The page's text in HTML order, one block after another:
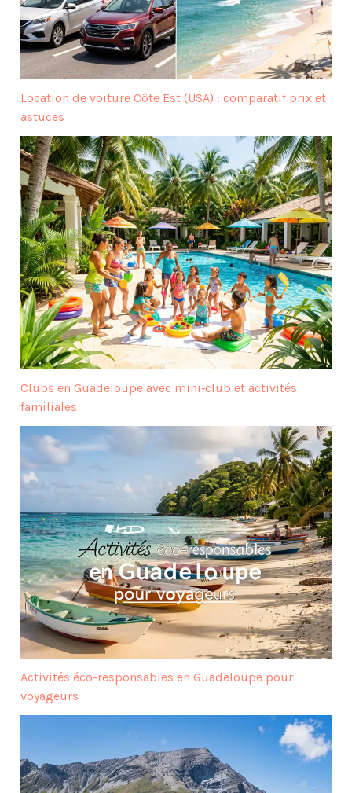
Location de voiture Côte Est (USA) : comparatif prix et
astuces
Clubs en Guadeloupe avec mini‑club et activités
familiales
Activités éco-responsables en Guadeloupe pour
voyageurs